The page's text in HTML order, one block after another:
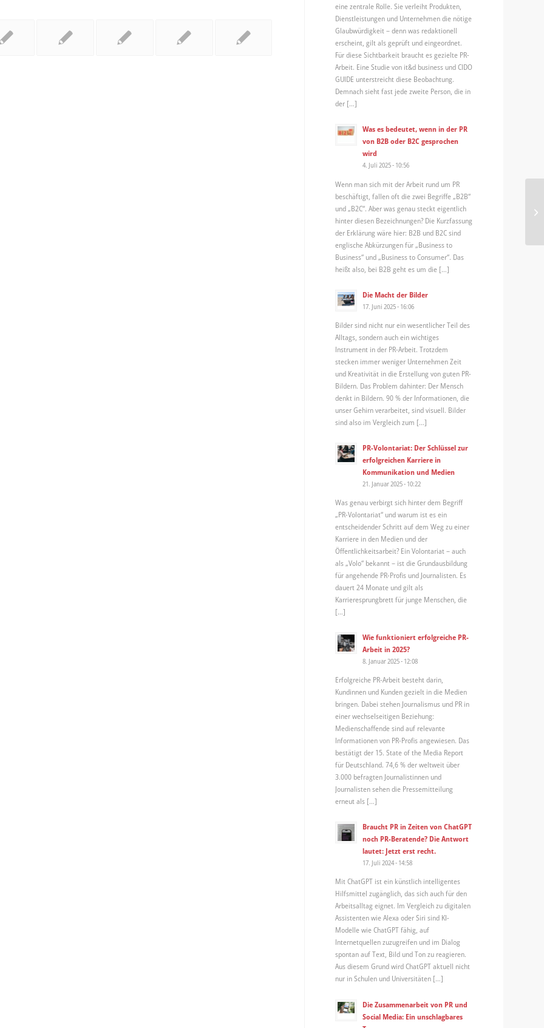
eine zentrale Rolle. Sie verleiht Produkten,
Dienstleistungen und Unternehmen die nötige
Glaubwürdigkeit – denn was redaktionell
erscheint, gilt als geprüft und eingeordnet.
Für diese Sichtbarkeit braucht es gezielte PR-
Arbeit. Eine Studie von it&d business und CIDO
GUIDE unterstreicht diese Beobachtung.
Demnach sieht fast jede zweite Person, die in
der […]
Was es bedeutet, wenn in der PR
von B2B oder B2C gesprochen
wird
4. Juli 2025 - 10:56
Wenn man sich mit der Arbeit rund um PR
beschäftigt, fallen oft die zwei Begriffe „B2B“
und „B2C“. Aber was genau steckt eigentlich
hinter diesen Bezeichnungen? Die Kurzfassung
der Erklärung wäre hier: B2B und B2C sind
englische Abkürzungen für „Business to
Business“ und „Business to Consumer“. Das
heißt also, bei B2B geht es um die […]
Die Macht der Bilder
17. Juni 2025 - 16:06
Bilder sind nicht nur ein wesentlicher Teil des
Alltags, sondern auch ein wichtiges
Instrument in der PR-Arbeit. Trotzdem
stecken immer weniger Unternehmen Zeit
und Kreativität in die Erstellung von guten PR-
Bildern. Das Problem dahinter: Der Mensch
denkt in Bildern. 90 % der Informationen, die
unser Gehirn verarbeitet, sind visuell. Bilder
sind also im Vergleich zum […]
PR-Volontariat: Der Schlüssel zur
erfolgreichen Karriere in
Kommunikation und Medien
21. Januar 2025 - 10:22
Was genau verbirgt sich hinter dem Begriff
„PR-Volontariat“ und warum ist es ein
entscheidender Schritt auf dem Weg zu einer
Karriere in den Medien und der
Öffentlichkeitsarbeit? Ein Volontariat – auch
als „Volo“ bekannt – ist die Grundausbildung
für angehende PR-Profis und Journalisten. Es
dauert 24 Monate und gilt als
Karrieresprungbrett für junge Menschen, die
[…]
Wie funktioniert erfolgreiche PR-
Arbeit in 2025?
8. Januar 2025 - 12:08
Erfolgreiche PR-Arbeit besteht darin,
Kundinnen und Kunden gezielt in die Medien
bringen. Dabei stehen Journalismus und PR in
einer wechselseitigen Beziehung:
Medienschaffende sind auf relevante
Informationen von PR-Profis angewiesen. Das
bestätigt der 15. State of the Media Report
für Deutschland. 74,6 % der weltweit über
3.000 befragten Journalistinnen und
Journalisten sehen die Pressemitteilung
erneut als […]
Braucht PR in Zeiten von ChatGPT
noch PR-Beratende? Die Antwort
lautet: Jetzt erst recht.
17. Juli 2024 - 14:58
Mit ChatGPT ist ein künstlich intelligentes
Hilfsmittel zugänglich, das sich auch für den
Arbeitsalltag eignet. Im Vergleich zu digitalen
Assistenten wie Alexa oder Siri sind KI-
Modelle wie ChatGPT fähig, auf
Internetquellen zuzugreifen und im Dialog
spontan auf Text, Bild und Ton zu reagieren.
Aus diesem Grund wird ChatGPT aktuell nicht
nur in Schulen und Universitäten […]
Die Zusammenarbeit von PR und
Social Media: Ein unschlagbares